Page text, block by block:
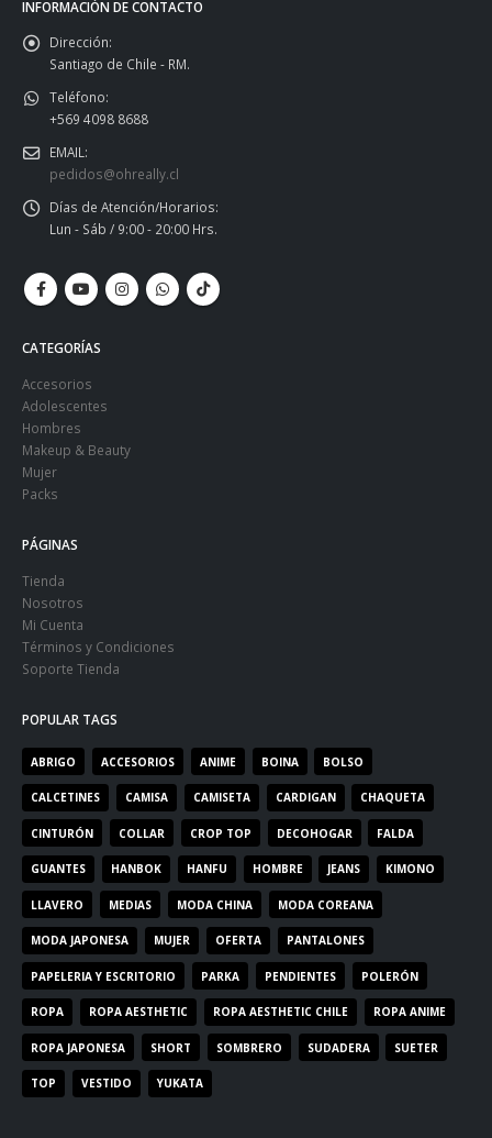
INFORMACIÓN DE CONTACTO
Dirección:
Santiago de Chile - RM.
Teléfono:
+569 4098 8688
EMAIL:
pedidos@ohreally.cl
Días de Atención/Horarios:
Lun - Sáb / 9:00 - 20:00 Hrs.
CATEGORÍAS
Accesorios
Adolescentes
Hombres
Makeup & Beauty
Mujer
Packs
PÁGINAS
Tienda
Nosotros
Mi Cuenta
Términos y Condiciones
Soporte Tienda
POPULAR TAGS
ABRIGO ACCESORIOS ANIME BOINA BOLSO
CALCETINES CAMISA CAMISETA CARDIGAN CHAQUETA
CINTURÓN COLLAR CROP TOP DECOHOGAR FALDA
GUANTES HANBOK HANFU HOMBRE JEANS KIMONO
LLAVERO MEDIAS MODA CHINA MODA COREANA
MODA JAPONESA MUJER OFERTA PANTALONES
PAPELERIA Y ESCRITORIO PARKA PENDIENTES POLERÓN
ROPA ROPA AESTHETIC ROPA AESTHETIC CHILE ROPA ANIME
ROPA JAPONESA SHORT SOMBRERO SUDADERA SUETER
TOP VESTIDO YUKATA